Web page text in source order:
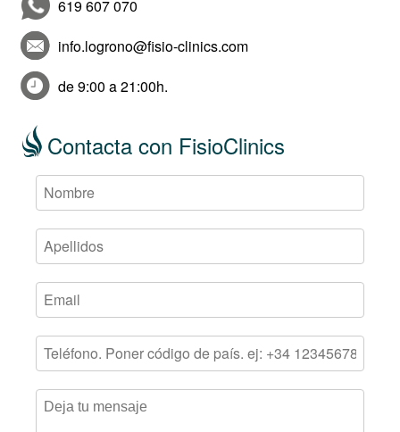
619 607 070
info.logrono@fisio-clinics.com
de 9:00 a 21:00h.
Contacta con FisioClinics